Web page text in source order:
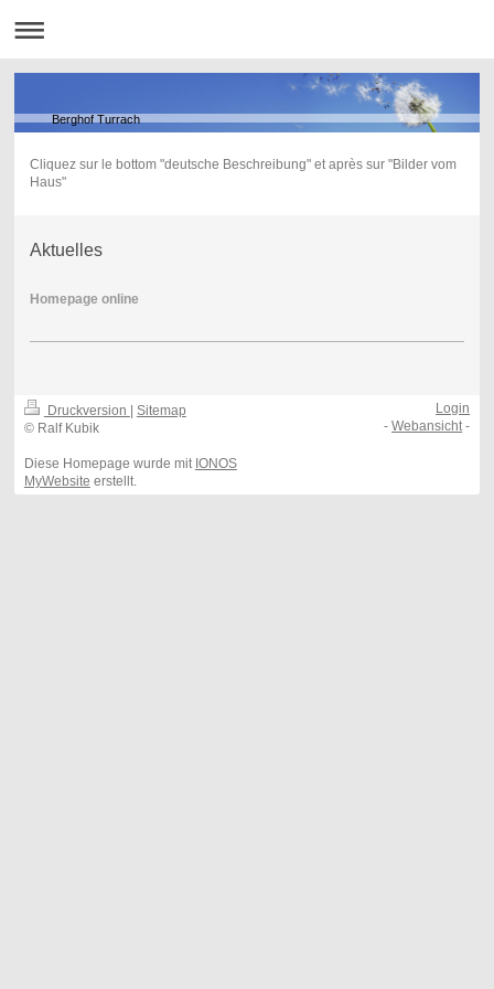
Berghof Turrach
Cliquez sur le bottom "deutsche Beschreibung" et après sur "Bilder vom
Haus"
Aktuelles
Homepage online
Druckversion
Sitemap
© Ralf Kubik
Diese Homepage wurde mit IONOS
MyWebsite erstellt.
Login
-Webansicht-